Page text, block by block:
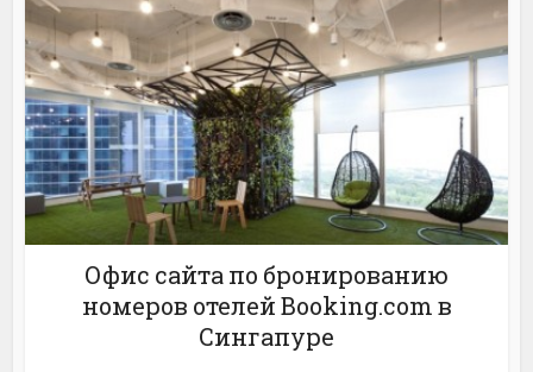
Офис сайта по бронированию
номеров отелей Booking.com в
Сингапуре